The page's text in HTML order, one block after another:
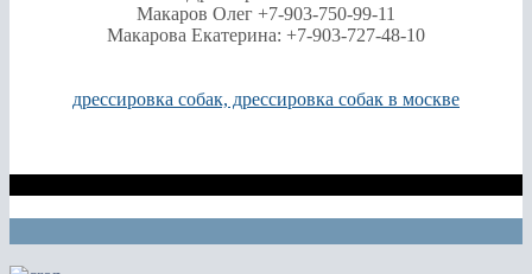
Макаров Олег +7-903-750-99-11
Макарова Екатерина: +7-903-727-48-10
дрессировка собак, дрессировка собак в москве